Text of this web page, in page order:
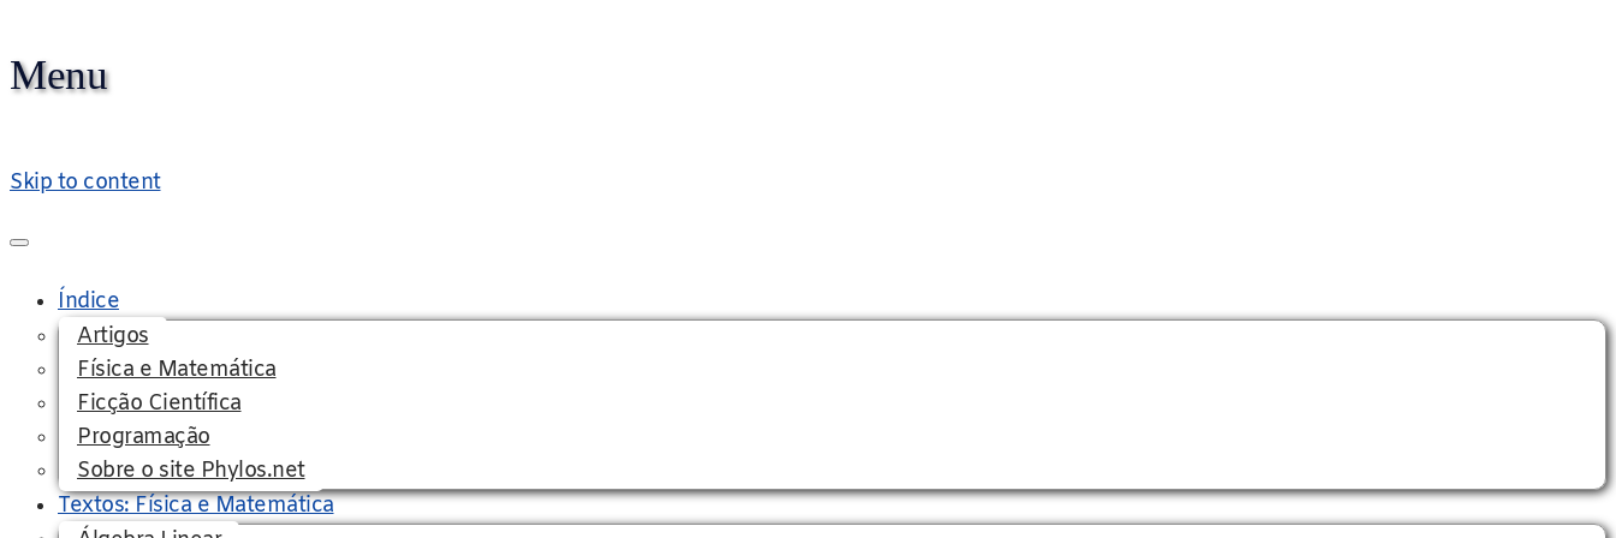
Menu
Skip to content
Índice
Artigos
Física e Matemática
Ficção Científica
Programação
Sobre o site Phylos.net
Textos: Física e Matemática